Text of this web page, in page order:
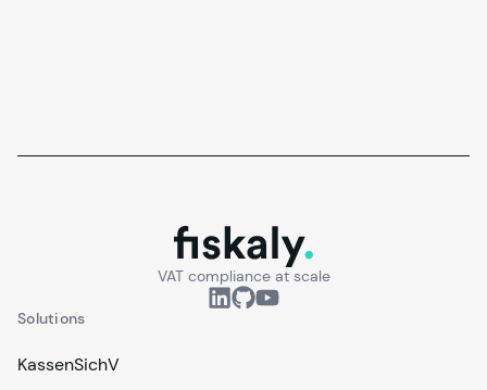
fiskaly.
VAT compliance at scale
Solutions
KassenSichV